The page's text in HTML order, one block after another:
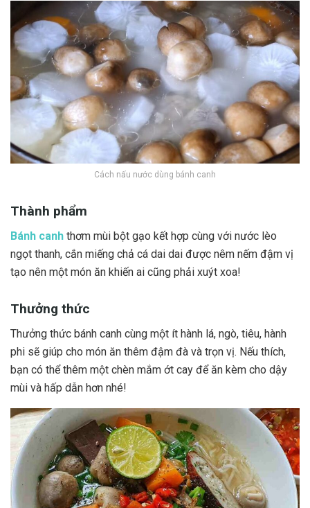
Cách nấu nước dùng bánh canh
Thành phẩm
Bánh canh thơm mùi bột gạo kết hợp cùng với nước lèo
ngọt thanh, cắn miếng chả cá dai dai được nêm nếm đậm vị
tạo nên một món ăn khiến ai cũng phải xuýt xoa!
Thưởng thức
Thưởng thức bánh canh cùng một ít hành lá, ngò, tiêu, hành
phi sẽ giúp cho món ăn thêm đậm đà và trọn vị. Nếu thích,
bạn có thể thêm một chèn mắm ớt cay để ăn kèm cho dậy
mùi và hấp dẫn hơn nhé!